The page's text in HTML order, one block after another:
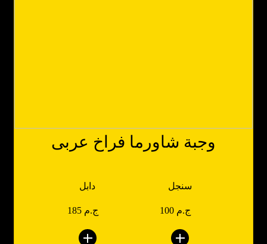
وجبة شاورما فراخ عربى
سنجل
100 ج.م
دابل
185 ج.م